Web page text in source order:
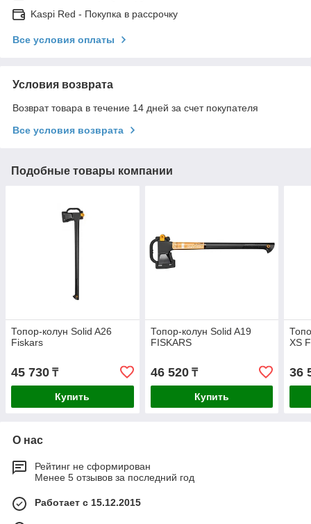
Kaspi Red - Покупка в рассрочку
Все условия оплаты
Условия возврата
Возврат товара в течение 14 дней за счет покупателя
Все условия возврата
Подобные товары компании
Топор-колун Solid A26
Fiskars
45 730 ₸
Купить
Топор-колун Solid A19
FISKARS
46 520₸
Купить
XS
36
О нас
Рейтинг не сформирован
Менее 5 отзывов за последний год
Работает с 15.12.2015